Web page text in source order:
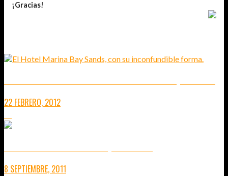
¡Gracias!
22 FEBRERO, 2012
8 SEPTIEMBRE, 2011